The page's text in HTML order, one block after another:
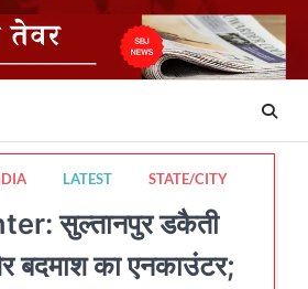
LATEST STATE/CITY
सुल्तानपुर डकैती
का एनकाउंटर;